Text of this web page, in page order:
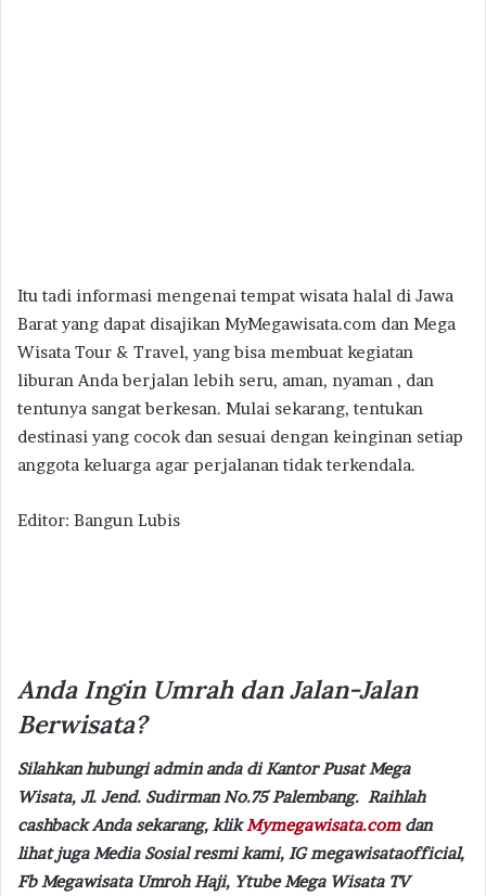
Itu tadi informasi mengenai tempat wisata halal di Jawa
Barat yang dapat disajikan MyMegawisata.com dan Mega
Wisata Tour & Travel, yang bisa membuat kegiatan
liburan Anda berjalan lebih seru, aman, nyaman , dan
tentunya sangat berkesan. Mulai sekarang, tentukan
destinasi yang cocok dan sesuai dengan keinginan setiap
anggota keluarga agar perjalanan tidak terkendala.
Editor: Bangun Lubis
Anda Ingin Umrah dan Jalan-Jalan
Berwisata?
Silahkan hubungi admin anda di Kantor Pusat Mega
Wisata, Jl. Jend. Sudirman No.75 Palembang. Raihlah
cashback Anda sekarang, klikMymegawisata.comdan
lihat juga Media Sosial resmi kami, IG megawisataofficial,
Fb Megawisata Umroh Haji, Ytube Mega Wisata TV